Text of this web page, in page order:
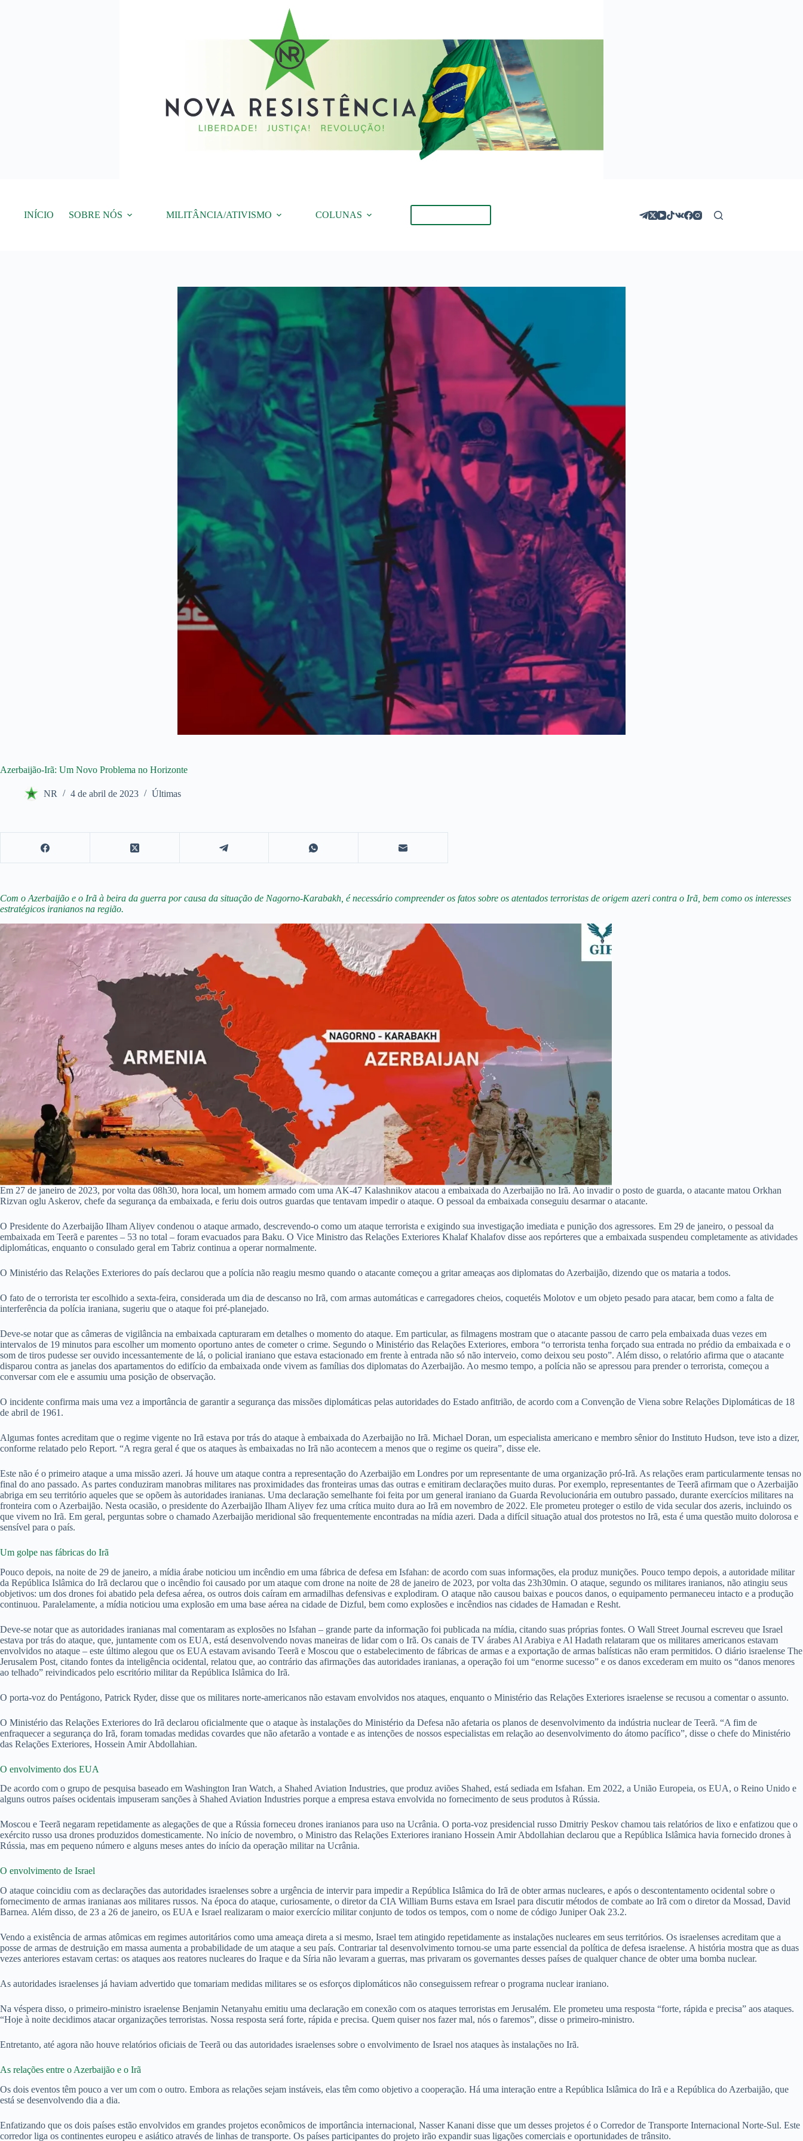
INÍCIO SOBRE NÓS MILITÂNCIA/ATIVISMO COLUNAS
Azerbaijão-Irã: Um Novo Problema no Horizonte
NR 4 de abril de 2023 Últimas
Com o Azerbaijão e o Irã à beira da guerra por causa da situação de Nagorno-Karabakh, é necessário compreender os fatos sobre os atentados terroristas de origem azeri contra o Irã, bem como os interesses
estratégicos iranianos na região.
Em 27 de janeiro de 2023, por volta das 08h30, hora local, um homem armado com uma AK-47 Kalashnikov atacou a embaixada do Azerbaijão no Irã. Ao invadir o posto de guarda, o atacante matou Orkhan
Rizvan oglu Askerov, chefe da segurança da embaixada, e feriu dois outros guardas que tentavam impedir o ataque. O pessoal da embaixada conseguiu desarmar o atacante.
O Presidente do Azerbaijão Ilham Aliyev condenou o ataque armado, descrevendo-o como um ataque terrorista e exigindo sua investigação imediata e punição dos agressores. Em 29 de janeiro, o pessoal da
embaixada em Teerã e parentes – 53 no total – foram evacuados para Baku. O Vice Ministro das Relações Exteriores Khalaf Khalafov disse aos repórteres que a embaixada suspendeu completamente as atividades
diplomáticas, enquanto o consulado geral em Tabriz continua a operar normalmente.
O Ministério das Relações Exteriores do país declarou que a polícia não reagiu mesmo quando o atacante começou a gritar ameaças aos diplomatas do Azerbaijão, dizendo que os mataria a todos.
O fato de o terrorista ter escolhido a sexta-feira, considerada um dia de descanso no Irã, com armas automáticas e carregadores cheios, coquetéis Molotov e um objeto pesado para atacar, bem como a falta de
interferência da polícia iraniana, sugeriu que o ataque foi pré-planejado.
Deve-se notar que as câmeras de vigilância na embaixada capturaram em detalhes o momento do ataque. Em particular, as filmagens mostram que o atacante passou de carro pela embaixada duas vezes em
intervalos de 19 minutos para escolher um momento oportuno antes de cometer o crime. Segundo o Ministério das Relações Exteriores, embora “o terrorista tenha forçado sua entrada no prédio da embaixada e o
som de tiros pudesse ser ouvido incessantemente de lá, o policial iraniano que estava estacionado em frente à entrada não só não interveio, como deixou seu posto”. Além disso, o relatório afirma que o atacante
disparou contra as janelas dos apartamentos do edifício da embaixada onde vivem as famílias dos diplomatas do Azerbaijão. Ao mesmo tempo, a polícia não se apressou para prender o terrorista, começou a
conversar com ele e assumiu uma posição de observação.
O incidente confirma mais uma vez a importância de garantir a segurança das missões diplomáticas pelas autoridades do Estado anfitrião, de acordo com a Convenção de Viena sobre Relações Diplomáticas de 18
de abril de 1961.
Algumas fontes acreditam que o regime vigente no Irã estava por trás do ataque à embaixada do Azerbaijão no Irã. Michael Doran, um especialista americano e membro sênior do Instituto Hudson, teve isto a dizer,
conforme relatado pelo Report. “A regra geral é que os ataques às embaixadas no Irã não acontecem a menos que o regime os queira”, disse ele.
Este não é o primeiro ataque a uma missão azeri. Já houve um ataque contra a representação do Azerbaijão em Londres por um representante de uma organização pró-Irã. As relações eram particularmente tensas no
final do ano passado. As partes conduziram manobras militares nas proximidades das fronteiras umas das outras e emitiram declarações muito duras. Por exemplo, representantes de Teerã afirmam que o Azerbaijão
abriga em seu território aqueles que se opõem às autoridades iranianas. Uma declaração semelhante foi feita por um general iraniano da Guarda Revolucionária em outubro passado, durante exercícios militares na
fronteira com o Azerbaijão. Nesta ocasião, o presidente do Azerbaijão Ilham Aliyev fez uma crítica muito dura ao Irã em novembro de 2022. Ele prometeu proteger o estilo de vida secular dos azeris, incluindo os
que vivem no Irã. Em geral, perguntas sobre o chamado Azerbaijão meridional são frequentemente encontradas na mídia azeri. Dada a difícil situação atual dos protestos no Irã, esta é uma questão muito dolorosa e
sensível para o país.
Um golpe nas fábricas do Irã
Pouco depois, na noite de 29 de janeiro, a mídia árabe noticiou um incêndio em uma fábrica de defesa em Isfahan: de acordo com suas informações, ela produz munições. Pouco tempo depois, a autoridade militar
da República Islâmica do Irã declarou que o incêndio foi causado por um ataque com drone na noite de 28 de janeiro de 2023, por volta das 23h30min. O ataque, segundo os militares iranianos, não atingiu seus
objetivos: um dos drones foi abatido pela defesa aérea, os outros dois caíram em armadilhas defensivas e explodiram. O ataque não causou baixas e poucos danos, o equipamento permaneceu intacto e a produção
continuou. Paralelamente, a mídia noticiou uma explosão em uma base aérea na cidade de Dizful, bem como explosões e incêndios nas cidades de Hamadan e Resht.
Deve-se notar que as autoridades iranianas mal comentaram as explosões no Isfahan – grande parte da informação foi publicada na mídia, citando suas próprias fontes. O Wall Street Journal escreveu que Israel
estava por trás do ataque, que, juntamente com os EUA, está desenvolvendo novas maneiras de lidar com o Irã. Os canais de TV árabes Al Arabiya e Al Hadath relataram que os militares americanos estavam
envolvidos no ataque – este último alegou que os EUA estavam avisando Teerã e Moscou que o estabelecimento de fábricas de armas e a exportação de armas balísticas não eram permitidos. O diário israelense The
Jerusalem Post, citando fontes da inteligência ocidental, relatou que, ao contrário das afirmações das autoridades iranianas, a operação foi um “enorme sucesso” e os danos excederam em muito os “danos menores
ao telhado” reivindicados pelo escritório militar da República Islâmica do Irã.
O porta-voz do Pentágono, Patrick Ryder, disse que os militares norte-americanos não estavam envolvidos nos ataques, enquanto o Ministério das Relações Exteriores israelense se recusou a comentar o assunto.
O Ministério das Relações Exteriores do Irã declarou oficialmente que o ataque às instalações do Ministério da Defesa não afetaria os planos de desenvolvimento da indústria nuclear de Teerã. “A fim de
enfraquecer a segurança do Irã, foram tomadas medidas covardes que não afetarão a vontade e as intenções de nossos especialistas em relação ao desenvolvimento do átomo pacífico”, disse o chefe do Ministério
das Relações Exteriores, Hossein Amir Abdollahian.
O envolvimento dos EUA
De acordo com o grupo de pesquisa baseado em Washington Iran Watch, a Shahed Aviation Industries, que produz aviões Shahed, está sediada em Isfahan. Em 2022, a União Europeia, os EUA, o Reino Unido e
alguns outros países ocidentais impuseram sanções à Shahed Aviation Industries porque a empresa estava envolvida no fornecimento de seus produtos à Rússia.
Moscou e Teerã negaram repetidamente as alegações de que a Rússia forneceu drones iranianos para uso na Ucrânia. O porta-voz presidencial russo Dmitriy Peskov chamou tais relatórios de lixo e enfatizou que o
exército russo usa drones produzidos domesticamente. No início de novembro, o Ministro das Relações Exteriores iraniano Hossein Amir Abdollahian declarou que a República Islâmica havia fornecido drones à
Rússia, mas em pequeno número e alguns meses antes do início da operação militar na Ucrânia.
O envolvimento de Israel
O ataque coincidiu com as declarações das autoridades israelenses sobre a urgência de intervir para impedir a República Islâmica do Irã de obter armas nucleares, e após o descontentamento ocidental sobre o
fornecimento de armas iranianas aos militares russos. Na época do ataque, curiosamente, o diretor da CIA William Burns estava em Israel para discutir métodos de combate ao Irã com o diretor da Mossad, David
Barnea. Além disso, de 23 a 26 de janeiro, os EUA e Israel realizaram o maior exercício militar conjunto de todos os tempos, com o nome de código Juniper Oak 23.2.
Vendo a existência de armas atômicas em regimes autoritários como uma ameaça direta a si mesmo, Israel tem atingido repetidamente as instalações nucleares em seus territórios. Os israelenses acreditam que a
posse de armas de destruição em massa aumenta a probabilidade de um ataque a seu país. Contrariar tal desenvolvimento tornou-se uma parte essencial da política de defesa israelense. A história mostra que as duas
vezes anteriores estavam certas: os ataques aos reatores nucleares do Iraque e da Síria não levaram a guerras, mas privaram os governantes desses países de qualquer chance de obter uma bomba nuclear.
As autoridades israelenses já haviam advertido que tomariam medidas militares se os esforços diplomáticos não conseguissem refrear o programa nuclear iraniano.
Na véspera disso, o primeiro-ministro israelense Benjamin Netanyahu emitiu uma declaração em conexão com os ataques terroristas em Jerusalém. Ele prometeu uma resposta “forte, rápida e precisa” aos ataques.
“Hoje à noite decidimos atacar organizações terroristas. Nossa resposta será forte, rápida e precisa. Quem quiser nos fazer mal, nós o faremos”, disse o primeiro-ministro.
Entretanto, até agora não houve relatórios oficiais de Teerã ou das autoridades israelenses sobre o envolvimento de Israel nos ataques às instalações no Irã.
As relações entre o Azerbaijão e o Irã
Os dois eventos têm pouco a ver um com o outro. Embora as relações sejam instáveis, elas têm como objetivo a cooperação. Há uma interação entre a República Islâmica do Irã e a República do Azerbaijão, que
está se desenvolvendo dia a dia.
Enfatizando que os dois países estão envolvidos em grandes projetos econômicos de importância internacional, Nasser Kanani disse que um desses projetos é o Corredor de Transporte Internacional Norte-Sul. Este
corredor liga os continentes europeu e asiático através de linhas de transporte. Os países participantes do projeto irão expandir suas ligações comerciais e oportunidades de trânsito.